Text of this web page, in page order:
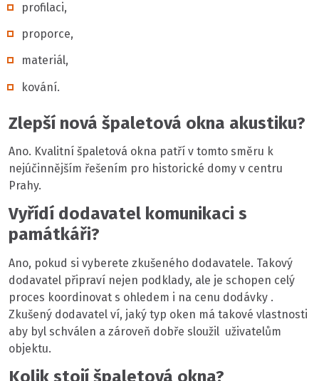
profilaci,
proporce,
materiál,
kování.
Zlepší nová špaletová okna akustiku?
Ano. Kvalitní špaletová okna patří v tomto směru k
nejúčinnějším řešením pro historické domy v centru
Prahy.
Vyřídí dodavatel komunikaci s
památkáři?
Ano, pokud si vyberete zkušeného dodavatele. Takový
dodavatel připraví nejen podklady, ale je schopen celý
proces koordinovat s ohledem i na cenu dodávky .
Zkušený dodavatel ví, jaký typ oken má takové vlastnosti
aby byl schválen a zároveň dobře sloužil uživatelům
objektu.
Kolik stojí špaletová okna?